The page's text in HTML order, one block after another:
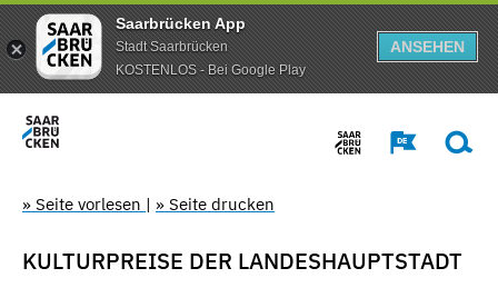
Saarbrücken App
Stadt Saarbrücken
KOSTENLOS - Bei Google Play
ANSEHEN
» Seite vorlesen | » Seite drucken
KULTURPREISE DER LANDESHAUPTSTADT